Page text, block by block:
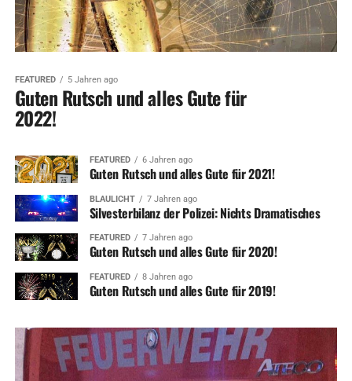
FEATURED 5 Jahren ago
Guten Rutsch und alles Gute für
2022!
FEATURED 6 Jahren ago
Guten Rutsch und alles Gute für 2021!
BLAULICHT 7 Jahren ago
Silvesterbilanz der Polizei: Nichts Dramatisches
FEATURED 7 Jahren ago
Guten Rutsch und alles Gute für 2020!
FEATURED 8 Jahren ago
Guten Rutsch und alles Gute für 2019!